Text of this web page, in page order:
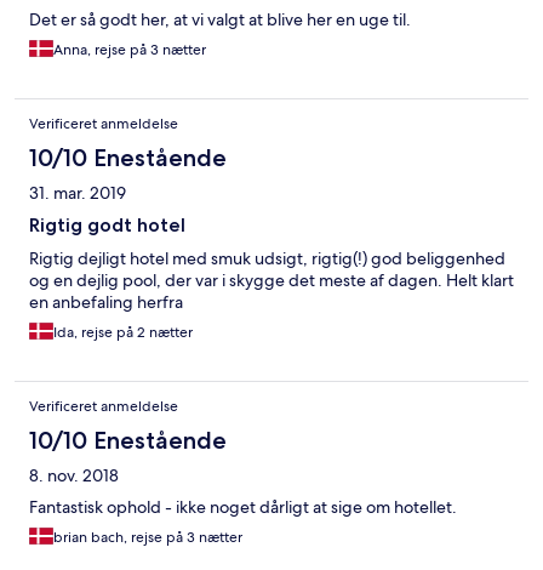
Det er så godt her, at vi valgt at blive her en uge til.
Anna, rejse på 3 nætter
Verificeret anmeldelse
10/10 Enestående
31. mar. 2019
Rigtig godt hotel
Rigtig dejligt hotel med smuk udsigt, rigtig(!) god beliggenhed
og en dejlig pool, der var i skygge det meste af dagen. Helt klart
en anbefaling herfra
Ida, rejse på 2 nætter
Verificeret anmeldelse
10/10 Enestående
8. nov. 2018
Fantastisk ophold - ikke noget dårligt at sige om hotellet.
brian bach, rejse på 3 nætter